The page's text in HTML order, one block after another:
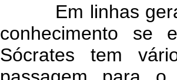
Em linhas
conhecimento
Sócrates tem